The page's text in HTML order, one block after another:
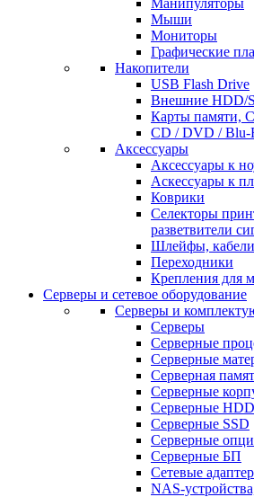
Манипуляторы
Мыши
Мониторы
Графические
Накопители
USB Flash Drive
Внешние HDD/
Карты памяти,
CD / DVD / Blu-
Аксессуары
Аксессуары к
Аскессуары к
Коврики
Селекторы
разветвители
Шлейфы, кабели
Переходники
Крепления для
Серверы и сетевое оборудование
Серверы и
Серверы
Серверные
Серверные
Серверная
Серверные
Серверные HDD
Серверные SSD
Серверные
Серверные БП
Сетевые
NAS-